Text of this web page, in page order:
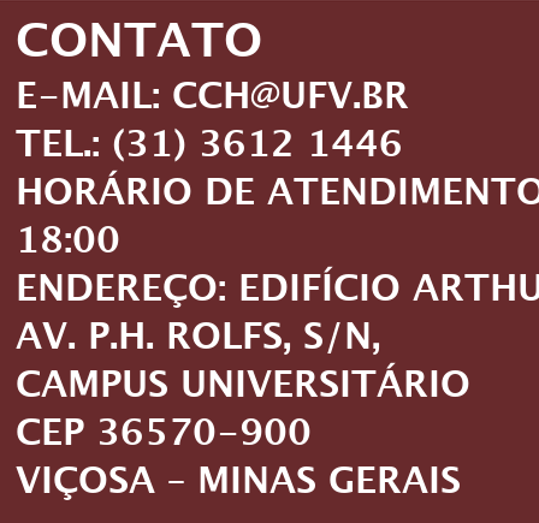
CONTATO
E-MAIL: CCH@UFV.BR
TEL.: (31) 3612 1446
HORÁRIO DE
18:00
ENDEREÇO: EDIFÍCIO
AV. P.H. ROLFS, S/N,
CAMPUS UNIVERSITÁRIO
CEP 36570-900
VIÇOSA – MINAS GERAIS